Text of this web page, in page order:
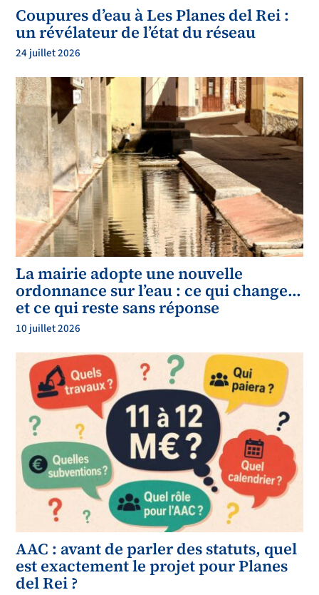
Coupures d’eau à Les Planes del Rei :
un révélateur de l’état du réseau
24 juillet 2026
La mairie adopte une nouvelle
ordonnance sur l’eau : ce qui change…
et ce qui reste sans réponse
10 juillet 2026
AAC : avant de parler des statuts, quel
est exactement le projet pour Planes
del Rei ?